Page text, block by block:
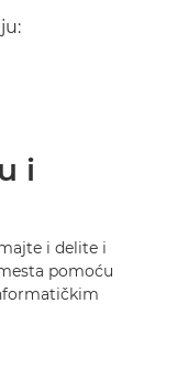
i
i delite i
pomoću